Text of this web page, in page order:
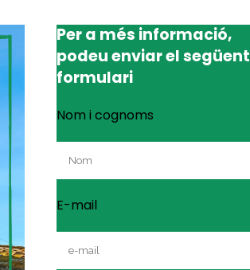
Per a més informació,
podeu enviar el següent
formulari
Nom i cognoms
E-mail